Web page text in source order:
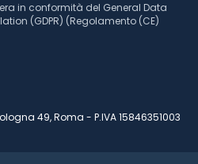
in conformità del General Data
(GDPR) (Regolamento (CE)
49, Roma - P.IVA 15846351003